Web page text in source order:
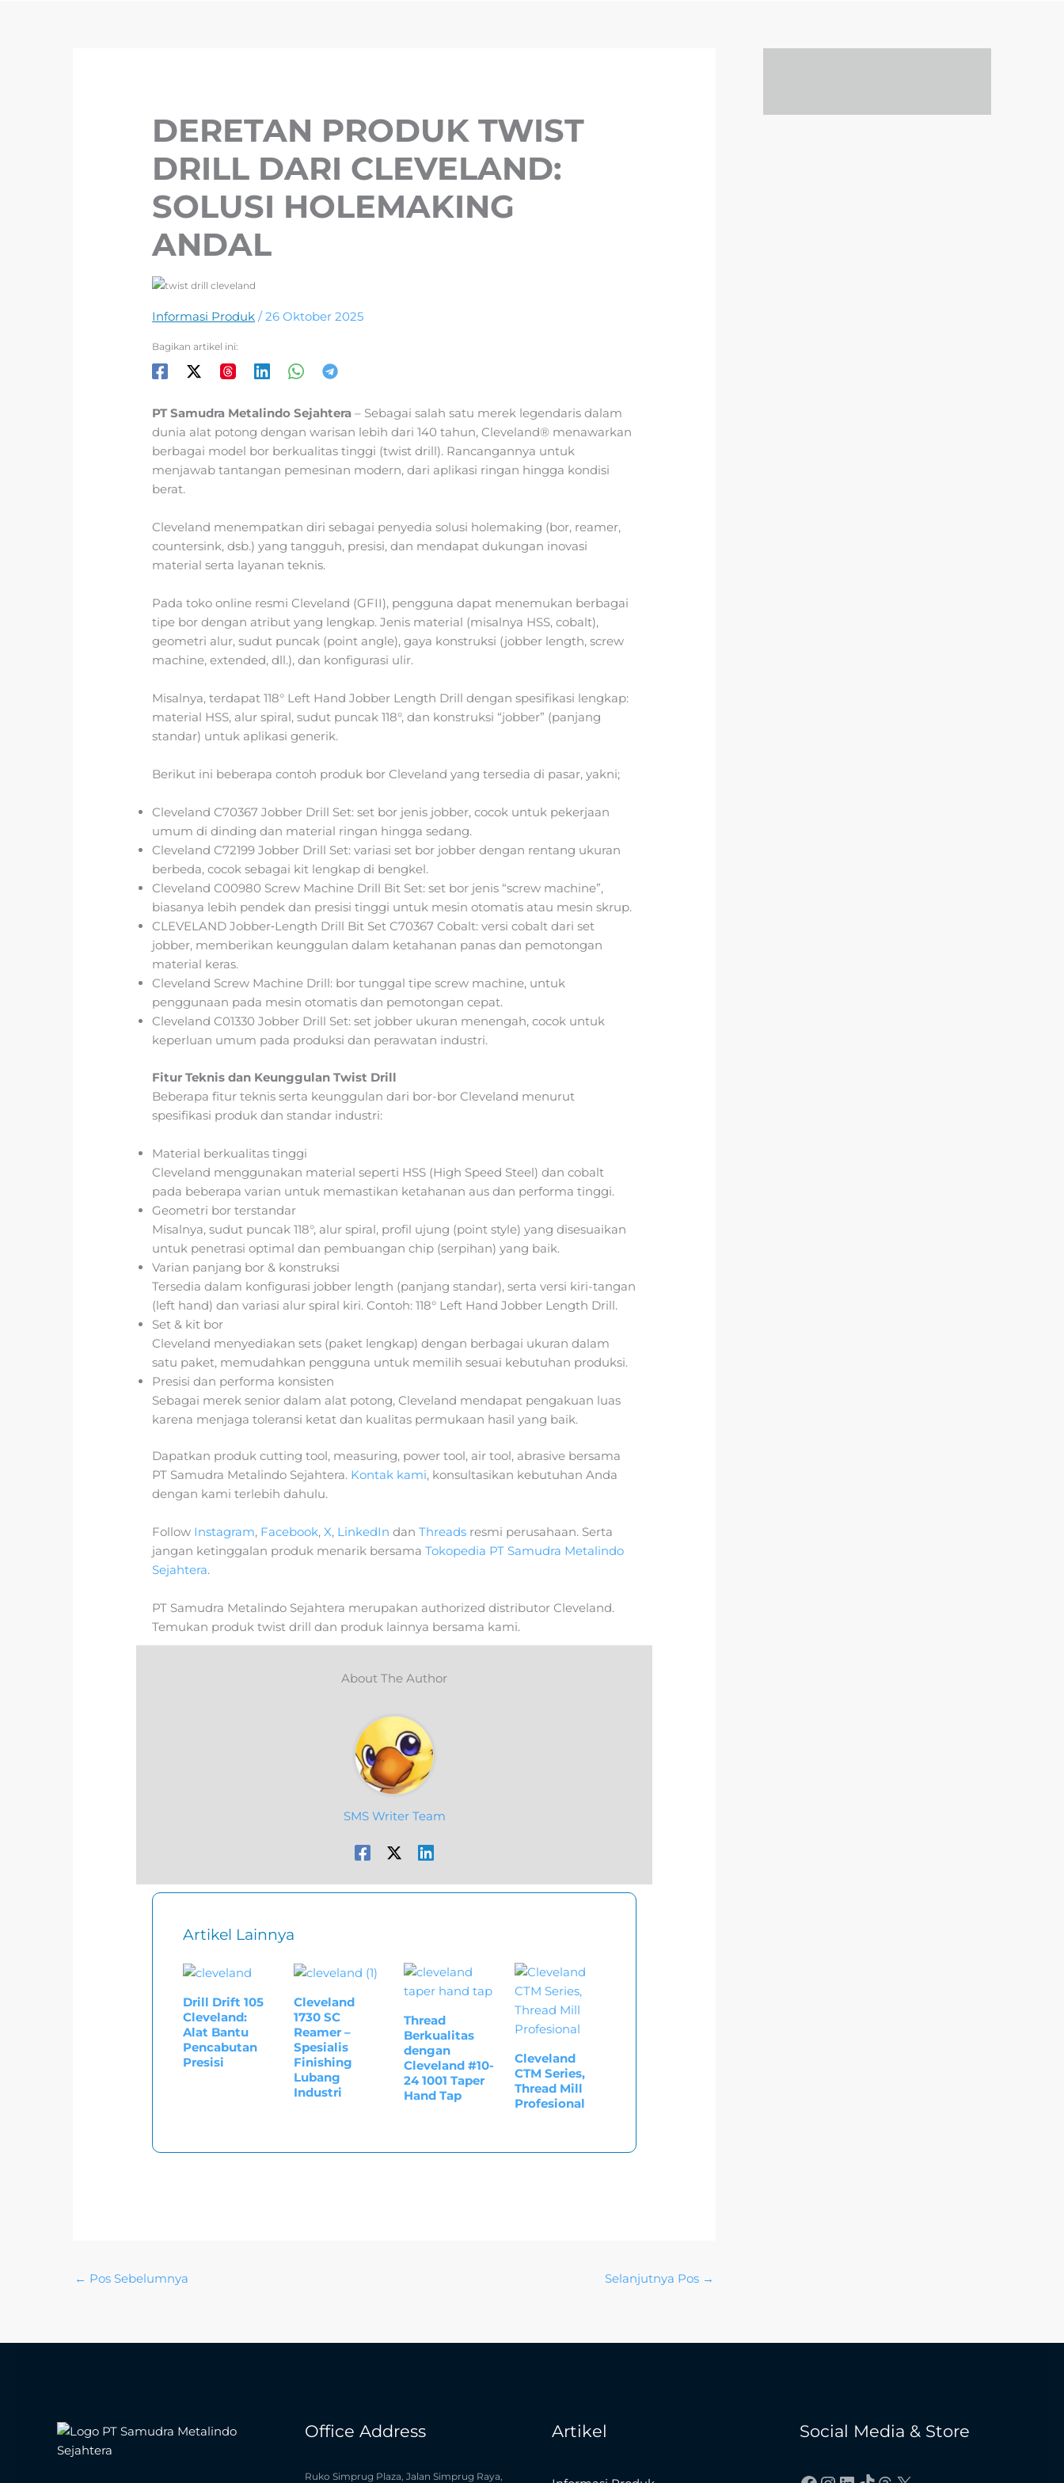
DERETAN PRODUK TWIST
DRILL DARI CLEVELAND:
SOLUSI HOLEMAKING
ANDAL
Informasi Produk /26 Oktober 2025
Bagikan artikel ini:
PT Samudra Metalindo Sejahtera – Sebagai salah satu merek legendaris dalam
dunia alat potong dengan warisan lebih dari 140 tahun, Cleveland® menawarkan
berbagai model bor berkualitas tinggi (twist drill). Rancangannya untuk
menjawab tantangan pemesinan modern, dari aplikasi ringan hingga kondisi
berat.
Cleveland menempatkan diri sebagai penyedia solusi holemaking (bor, reamer,
countersink, dsb.) yang tangguh, presisi, dan mendapat dukungan inovasi
material serta layanan teknis.
Pada toko online resmi Cleveland (GFII), pengguna dapat menemukan berbagai
tipe bor dengan atribut yang lengkap. Jenis material (misalnya HSS, cobalt),
geometri alur, sudut puncak (point angle), gaya konstruksi (jobber length, screw
machine, extended, dll.), dan konfigurasi ulir.
Misalnya, terdapat 118° Left Hand Jobber Length Drill dengan spesifikasi lengkap:
material HSS, alur spiral, sudut puncak 118°, dan konstruksi “jobber” (panjang
standar) untuk aplikasi generik.
Berikut ini beberapa contoh produk bor Cleveland yang tersedia di pasar, yakni;
Cleveland C70367 Jobber Drill Set: set bor jenis jobber, cocok untuk pekerjaan
umum di dinding dan material ringan hingga sedang.
Cleveland C72199 Jobber Drill Set: variasi set bor jobber dengan rentang ukuran
berbeda, cocok sebagai kit lengkap di bengkel.
Cleveland C00980 Screw Machine Drill Bit Set: set bor jenis “screw machine”,
biasanya lebih pendek dan presisi tinggi untuk mesin otomatis atau mesin skrup.
CLEVELAND Jobber‑Length Drill Bit Set C70367 Cobalt: versi cobalt dari set
jobber, memberikan keunggulan dalam ketahanan panas dan pemotongan
material keras.
Cleveland Screw Machine Drill: bor tunggal tipe screw machine, untuk
penggunaan pada mesin otomatis dan pemotongan cepat.
Cleveland C01330 Jobber Drill Set: set jobber ukuran menengah, cocok untuk
keperluan umum pada produksi dan perawatan industri.
Fitur Teknis dan Keunggulan Twist Drill
Beberapa fitur teknis serta keunggulan dari bor-bor Cleveland menurut
spesifikasi produk dan standar industri:
Material berkualitas tinggi
Cleveland menggunakan material seperti HSS (High Speed Steel) dan cobalt
pada beberapa varian untuk memastikan ketahanan aus dan performa tinggi.
Geometri bor terstandar
Misalnya, sudut puncak 118°, alur spiral, profil ujung (point style) yang disesuaikan
untuk penetrasi optimal dan pembuangan chip (serpihan) yang baik.
Varian panjang bor & konstruksi
Tersedia dalam konfigurasi jobber length (panjang standar), serta versi kiri-tangan
(left hand) dan variasi alur spiral kiri. Contoh: 118° Left Hand Jobber Length Drill.
Set & kit bor
Cleveland menyediakan sets (paket lengkap) dengan berbagai ukuran dalam
satu paket, memudahkan pengguna untuk memilih sesuai kebutuhan produksi.
Presisi dan performa konsisten
Sebagai merek senior dalam alat potong, Cleveland mendapat pengakuan luas
karena menjaga toleransi ketat dan kualitas permukaan hasil yang baik.
Dapatkan produk cutting tool, measuring, power tool, air tool, abrasive bersama
PT Samudra Metalindo Sejahtera. Kontak kami, konsultasikan kebutuhan Anda
dengan kami terlebih dahulu.
Follow Instagram, Facebook,X, LinkedIndanThreads resmi perusahaan. Serta
jangan ketinggalan produk menarik bersamaTokopedia PT Samudra Metalindo
Sejahtera.
PT Samudra Metalindo Sejahtera merupakan authorized distributor Cleveland.
Temukan produk twist drill dan produk lainnya bersama kami.
About The Author
SMS Writer Team
Artikel Lainnya
Drill Drift 105
Cleveland:
Alat Bantu
Pencabutan
Presisi
Cleveland
1730 SC
Reamer –
Spesialis
Finishing
Lubang
Industri
Thread
Berkualitas
dengan
Cleveland #10-
24 1001 Taper
Hand Tap
Cleveland
CTM Series,
Thread Mill
Profesional
← Pos Sebelumnya Selanjutnya Pos →
Office Address
Ruko Simprug Plaza, Jalan Simprug Raya,
Artikel Social Media & Store